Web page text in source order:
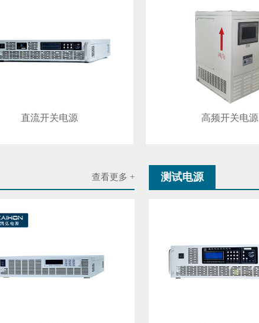
直流开关电源 高频开关电源
查看更多 + 测试电源